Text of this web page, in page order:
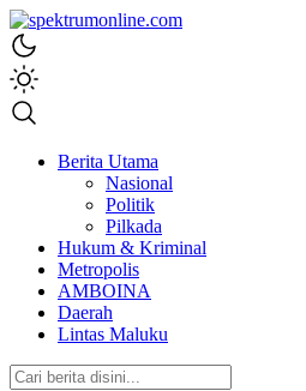
spektrumonline.com
Berita Utama
Nasional
Politik
Pilkada
Hukum & Kriminal
Metropolis
AMBOINA
Daerah
Lintas Maluku